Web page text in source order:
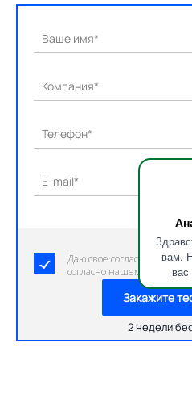
вам.
Ваше имя*
Компания*
Телефон*
E-mail*
Даю свое согласие на
согласно нашему
Закажите
2 недели